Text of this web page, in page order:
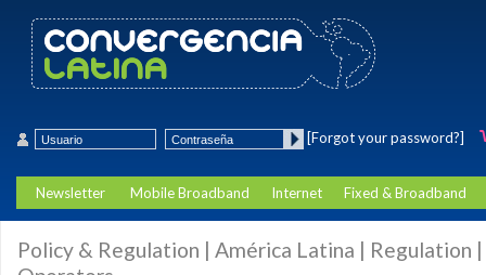
[Forgot your password?]
Newsletter Mobile Broadband Internet Fixed & Broadband
Policy & Regulation | América Latina | Regulation |